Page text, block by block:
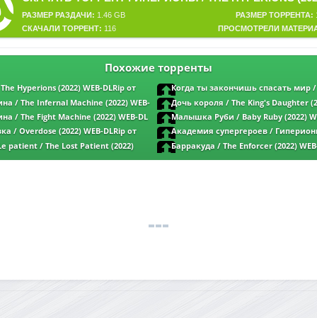
РАЗМЕР ТОРРЕНТА:
РАЗМЕР РАЗДАЧИ: 1.46 GB
ПРОСМОТРЕЛИ
СКАЧАЛИ ТОРРЕНТ: 116
Похожие торренты
Hyperions (2022) WEB-DLRip от
Когда ты закончишь спасать мир /
Finish Saving the World (2022) WEB-
Pazl Voice
/ The Infernal Machine (2022) WEB-
| Pazl Voice
Дочь короля / The King's Daughter
от New-Team | Pazl Voice
/ The Fight Machine (2022) WEB-DL
| Pazl Voice
Малышка Руби / Baby Ruby (2022)
New-Team | Pazl Voice
/ Overdose (2022) WEB-DLRip от
Академия супергероев /
Hyperions (2022) WEB-DLRip от
patient / The Lost Patient (2022)
| Pazl Voice
Барракуда / The Enforcer (2022)
Portablius | Pazl Voice